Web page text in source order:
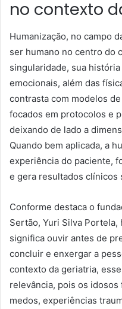
no contexto
Humanização, no campo
ser humano no centro do
singularidade, sua
emocionais, além das
contrasta com modelos
focados em protocolos e
deixando de lado a
Quando bem aplicada, a
experiência do paciente,
e gera resultados clínicos
Conforme destaca o
Sertão, Yuri Silva
significa ouvir antes de
concluir e enxergar a
contexto da geriatria,
relevância, pois os
medos, experiências